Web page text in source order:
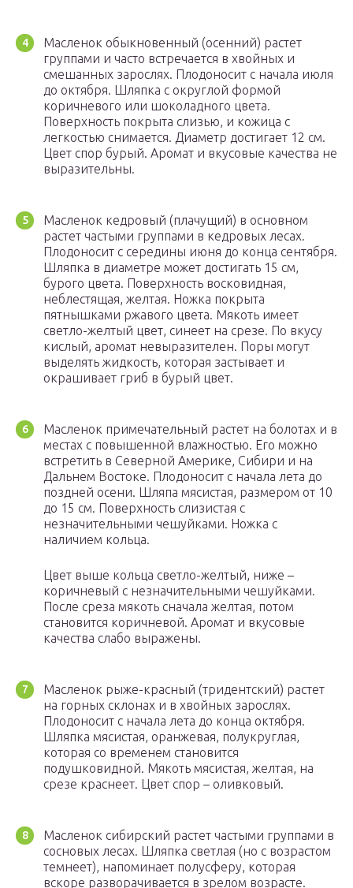
Масленок обыкновенный (осенний) растет
группами и часто встречается в хвойных и
смешанных зарослях. Плодоносит с начала июля
до октября. Шляпка с округлой формой
коричневого или шоколадного цвета.
Поверхность покрыта слизью, и кожица с
легкостью снимается. Диаметр достигает 12 см.
Цвет спор бурый. Аромат и вкусовые качества не
выразительны.
Масленок кедровый (плачущий) в основном
растет частыми группами в кедровых лесах.
Плодоносит с середины июня до конца сентября.
Шляпка в диаметре может достигать 15 см,
бурого цвета. Поверхность восковидная,
неблестящая, желтая. Ножка покрыта
пятнышками ржавого цвета. Мякоть имеет
светло-желтый цвет, синеет на срезе. По вкусу
кислый, аромат невыразителен. Поры могут
выделять жидкость, которая застывает и
окрашивает гриб в бурый цвет.
Масленок примечательный растет на болотах и в
местах с повышенной влажностью. Его можно
встретить в Северной Америке, Сибири и на
Дальнем Востоке. Плодоносит с начала лета до
поздней осени. Шляпа мясистая, размером от 10
до 15 см. Поверхность слизистая с
незначительными чешуйками. Ножка с
наличием кольца.
Цвет выше кольца светло-желтый, ниже –
коричневый с незначительными чешуйками.
После среза мякоть сначала желтая, потом
становится коричневой. Аромат и вкусовые
качества слабо выражены.
Масленок рыже-красный (тридентский) растет
на горных склонах и в хвойных зарослях.
Плодоносит с начала лета до конца октября.
Шляпка мясистая, оранжевая, полукруглая,
которая со временем становится
подушковидной. Мякоть мясистая, желтая, на
срезе краснеет. Цвет спор – оливковый.
Масленок сибирский растет частыми группами в
сосновых лесах. Шляпка светлая (но с возрастом
темнеет), напоминает полусферу, которая
вскоре разворачивается в зрелом возрасте.